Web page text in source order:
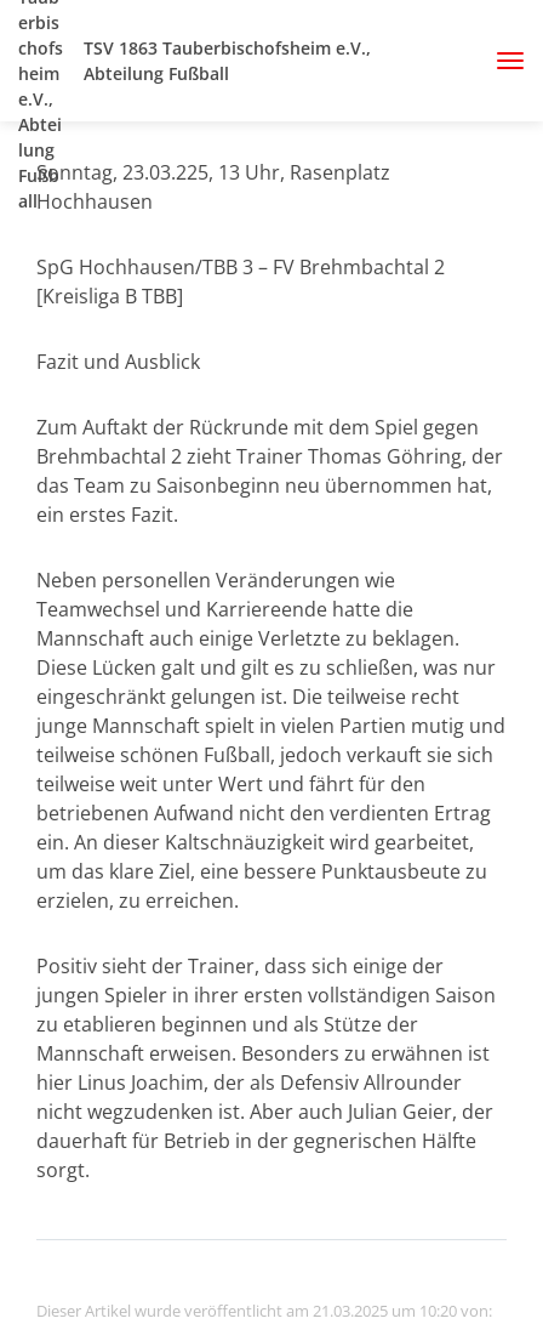
TSV 1863 Tauberbischofsheim e.V.,
Abteilung Fußball
Sonntag, 23.03.225, 13 Uhr, Rasenplatz
Hochhausen
SpG Hochhausen/TBB 3 – FV Brehmbachtal 2
[Kreisliga B TBB]
Fazit und Ausblick
Zum Auftakt der Rückrunde mit dem Spiel gegen
Brehmbachtal 2 zieht Trainer Thomas Göhring, der
das Team zu Saisonbeginn neu übernommen hat,
ein erstes Fazit.
Neben personellen Veränderungen wie
Teamwechsel und Karriereende hatte die
Mannschaft auch einige Verletzte zu beklagen.
Diese Lücken galt und gilt es zu schließen, was nur
eingeschränkt gelungen ist. Die teilweise recht
junge Mannschaft spielt in vielen Partien mutig und
teilweise schönen Fußball, jedoch verkauft sie sich
teilweise weit unter Wert und fährt für den
betriebenen Aufwand nicht den verdienten Ertrag
ein. An dieser Kaltschnäuzigkeit wird gearbeitet,
um das klare Ziel, eine bessere Punktausbeute zu
erzielen, zu erreichen.
Positiv sieht der Trainer, dass sich einige der
jungen Spieler in ihrer ersten vollständigen Saison
zu etablieren beginnen und als Stütze der
Mannschaft erweisen. Besonders zu erwähnen ist
hier Linus Joachim, der als Defensiv Allrounder
nicht wegzudenken ist. Aber auch Julian Geier, der
dauerhaft für Betrieb in der gegnerischen Hälfte
sorgt.
Dieser Artikel wurde veröffentlicht am 21.03.2025 um 10:20 von: